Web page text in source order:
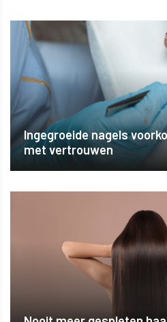
Ingegroeide nagels
met vertrouwen